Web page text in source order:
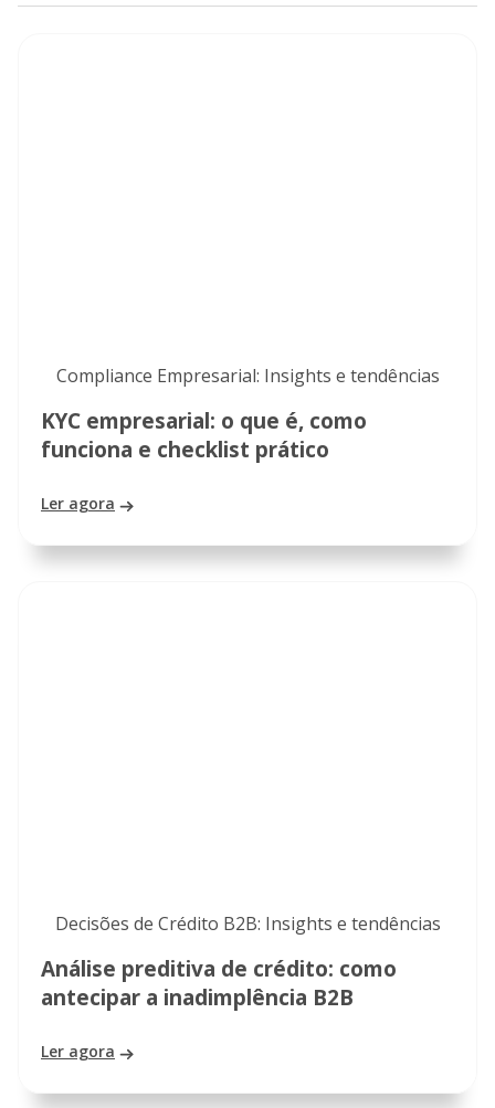
Compliance Empresarial: Insights e tendências
KYC empresarial: o que é, como
funciona e checklist prático
Ler agora
Decisões de Crédito B2B: Insights e tendências
Análise preditiva de crédito: como
antecipar a inadimplência B2B
Ler agora